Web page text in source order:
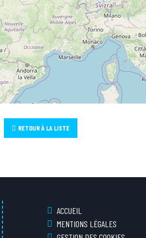
RETOUR À LA LISTE
ACCUEIL
MENTIONS LÉGALES